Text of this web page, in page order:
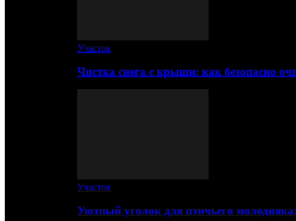
Участок
Чистка снега с крыши: как безопасно
Участок
Уютный уголок для птичьего